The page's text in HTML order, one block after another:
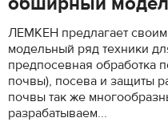
ЛЕМКЕН предлагает
модельный ряд техники
предпосевная обработка
почвы), посева и защиты
почвы так же
разрабатываем...